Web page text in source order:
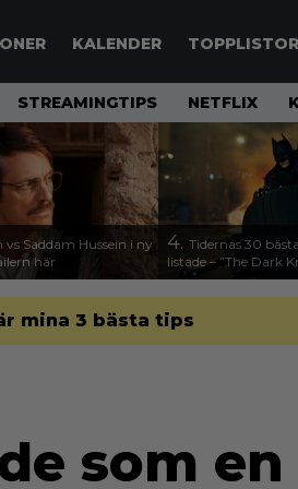
KALENDER TOPPLISTOR
STREAMINGTIPS NETFLIX
Saddam Hussein i ny
här
4. Tidernas 30
listade – ”The Dark
mina 3 bästa tips
som